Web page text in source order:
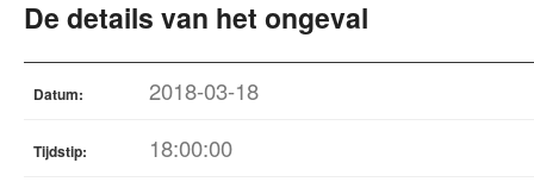
De details van het ongeval
Datum: 2018-03-18
Tijdstip: 18:00:00